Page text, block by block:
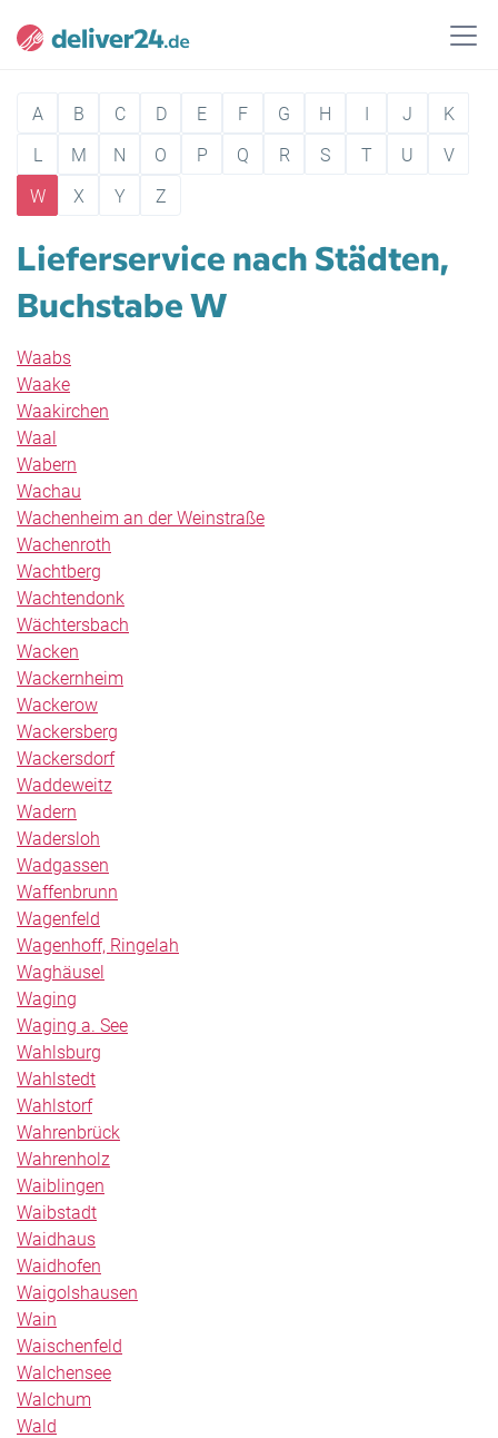
A B C D E F G H I J
K
L
M N O P Q R S T U
V
W
X Y Z
Lieferservice nach Städten,
Buchstabe W
Waabs
Waake
Waakirchen
Waal
Wabern
Wachau
Wachenheim an der Weinstraße
Wachenroth
Wachtberg
Wachtendonk
Wächtersbach
Wacken
Wackernheim
Wackerow
Wackersberg
Wackersdorf
Waddeweitz
Wadern
Wadersloh
Wadgassen
Waffenbrunn
Wagenfeld
Wagenhoff, Ringelah
Waghäusel
Waging
Waging a. See
Wahlsburg
Wahlstedt
Wahlstorf
Wahrenbrück
Wahrenholz
Waiblingen
Waibstadt
Waidhaus
Waidhofen
Waigolshausen
Wain
Waischenfeld
Walchensee
Walchum
Wald